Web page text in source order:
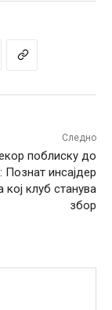
Следно
поблиску до
Познат инсајдер
кој клуб станува
збор